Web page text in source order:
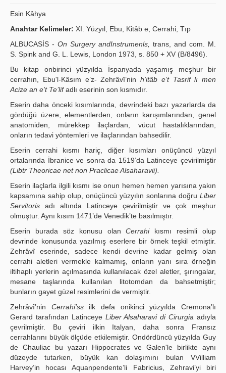
Publication Policies
Guidelines
Contact Us
Esin Kâhya
Anahtar Kelimeler: XI. Yüzyıl, Ebu, Kitâb e, Cerrahi, Tıp
ALBUCASİS - On Surgery andInstrumenls,
trans, and com. M.
S. Spink and G. L. Lewis, London 1973, s. 850 + XV (B/8496).
Bu kitap onbirinci yüzyılda İspanyada yaşamış meşhur bir
cerrahın, Ebu'l-Kâsım e’z- Zehrâvî’nin h'itâb e’t Tasrif lı men
Acize an e’t Te’lifadlı eserinin son kısmıdır.
Eserin daha önceki kısımlarında, devrindeki bazı yazarlarda da
gördüğü üzere, elementlerden, onların karışımlarından, genel
anatomiden, mürekkep ilaçlardan, vücut hastalıklarından,
onların tedavi yöntemleri ve ilaçlarından bahsedilir.
Eserin cerrahi kısmı hariç, diğer kısımları onüçüncü yüzyıl
ortalarında İbranice ve sonra da 1519’da Latinceye çevirilmiştir
(Libtr Theoricae net non Praclicae Alsaharavii).
Eserin ilaçlarla ilgili kısmı ise onun hemen hemen yarısına yakın
kapsamına sahip olup, onüçüncü yüzyılın sonlarına doğru Liber
Servitoris adı altında Latinceye çevirilmiştir ve çok meşhur
olmuştur. Aynı kısım 1471’de Venedik’te basılmıştır.
Eserin burada söz konusu olanCerrahikısmı resimli olup
devrinde konusunda yazılmış eserlere bir örnek teşkil etmiştir.
Zehrâvî eserinde, sadece kendi devrine kadar gelmiş olan
cerrahi aletleri vermekle kalmamış, onların yanı sıra örneğin
iltihaplı yerlerin açılmasında kullanılacak özel aletler, şırıngalar,
mesane taşlarında kullanılan litotomdan da bahsetmiştir;
bunların gayet güzel resimlerini de vermiştir.
Zehrâvî’nin Cerrahi’ssilk defa onikinci yüzyılda Cremona’lı
Gerard tarafından Latinceye Liber Alsaharavi di Cirurgia adıyla
çevrilmiştir. Bu çeviri ilkin Italyan, daha sonra Fransız
cerrahlarını büyük ölçüde etkilemiştir. Ondördüncü yüzyılda Guy
de Chauliac bu yazarı Hippocrates ve Galen'le birlikte aynı
düzeyde tutarken, büyük kan dolaşımını bulan VVilliam
Harvey’in hocası Aquanpendente’li Fabricius, Zehravi’yi biri